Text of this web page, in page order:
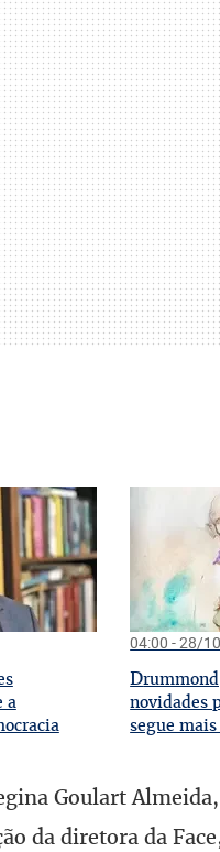
a
04:00 - 28/
D
novidades
segue
Goulart Almeida,
da diretora da